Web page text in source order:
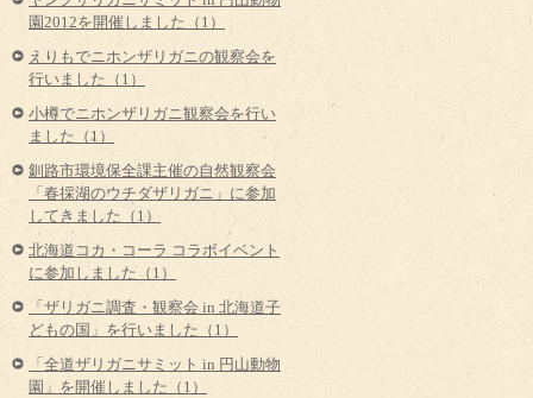
園2012を開催しました（1）
えりもでニホンザリガニの観察会を
行いました（1）
小樽でニホンザリガニ観察会を行い
ました（1）
釧路市環境保全課主催の自然観察会
「春採湖のウチダザリガニ」に参加
してきました（1）
北海道コカ・コーラ コラボイベント
に参加しました（1）
「ザリガニ調査・観察会 in 北海道子
どもの国」を行いました（1）
「全道ザリガニサミット in 円山動物
園」を開催しました（1）